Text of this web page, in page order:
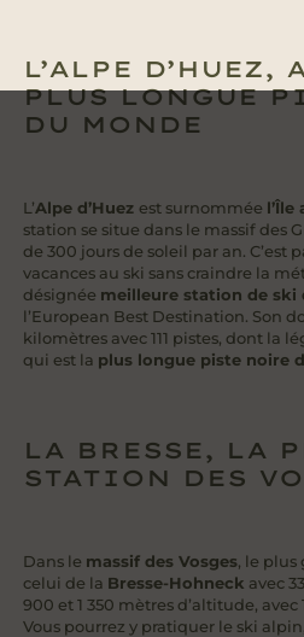
L’ALPE D’HUEZ,
PLUS LONGUE
DU MONDE
L’Alpe d’Huez est surnommée l’Île
station se situe dans le massif des
de 300 jours de soleil par an. C’est
vacances au ski sans craindre la
désignée meilleure station de ski
l’European Best Destination. Son
kilomètres avec 111 pistes, dont la
qui est la plus longue piste noire
LA BRESSE, LA
STATION DES
Dans le massif des Vosges, le plus
celui de la Bresse-Hohneck avec
900 et 1 350 mètres d’altitude,
Vous pourrez y pratiquer le ski